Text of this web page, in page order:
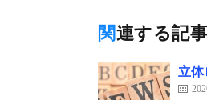
関連する記事
立